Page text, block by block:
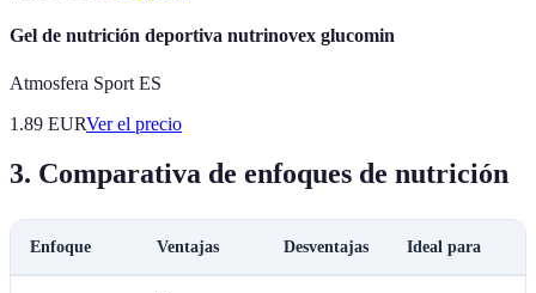
Gel de nutrición deportiva nutrinovex glucomin
Atmosfera Sport ES
1.89 EURVer el precio
3. Comparativa de enfoques de nutrición
Enfoque Ventajas Desventajas Ideal para